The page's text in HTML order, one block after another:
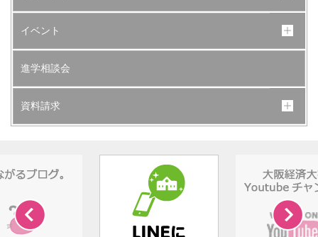
イベント
進学相談会
資料請求